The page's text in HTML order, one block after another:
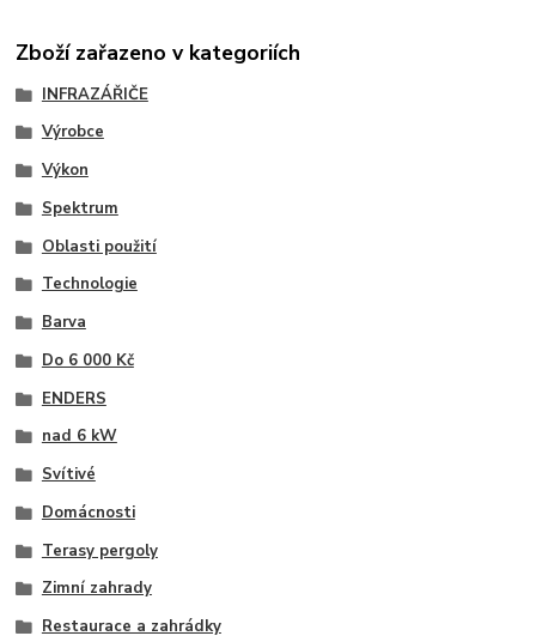
Zboží zařazeno v kategoriích
INFRAZÁŘIČE
Výrobce
Výkon
Spektrum
Oblasti použití
Technologie
Barva
Do 6 000 Kč
ENDERS
nad 6 kW
Svítivé
Domácnosti
Terasy pergoly
Zimní zahrady
Restaurace a zahrádky